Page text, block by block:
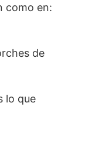
como en:
de
lo que